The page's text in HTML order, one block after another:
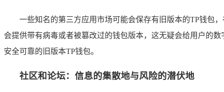
一些知名的第三方应用市场可能会保存有旧版本的TP钱包
会提供带有病毒或者被篡改过的钱包版本，这无疑会给用户的
安全可靠的旧版本TP钱包。
社区和论坛：信息的集散地与风险的潜伏地